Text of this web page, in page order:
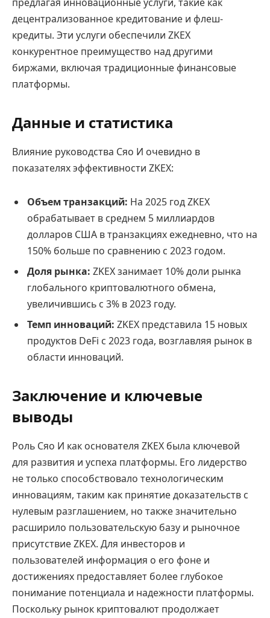
децентрализованное кредитование и флеш-
кредиты. Эти услуги обеспечили ZKEX
конкурентное преимущество над другими
биржами, включая традиционные финансовые
платформы.
Данные и статистика
Влияние руководства Сяо И очевидно в
показателях эффективности ZKEX:
Объем транзакций: На 2025 год ZKEX
обрабатывает в среднем 5 миллиардов
долларов США в транзакциях ежедневно, что на
150% больше по сравнению с 2023 годом.
Доля рынка: ZKEX занимает 10% доли рынка
глобального криптовалютного обмена,
увеличившись с 3% в 2023 году.
Темп инноваций: ZKEX представила 15 новых
продуктов DeFi с 2023 года, возглавляя рынок в
области инноваций.
Заключение и ключевые
выводы
Роль Сяо И как основателя ZKEX была ключевой
для развития и успеха платформы. Его лидерство
не только способствовало технологическим
инновациям, таким как принятие доказательств с
нулевым разглашением, но также значительно
расширило пользовательскую базу и рыночное
присутствие ZKEX. Для инвесторов и
пользователей информация о его фоне и
достижениях предоставляет более глубокое
понимание потенциала и надежности платформы.
Поскольку рынок криптовалют продолжает